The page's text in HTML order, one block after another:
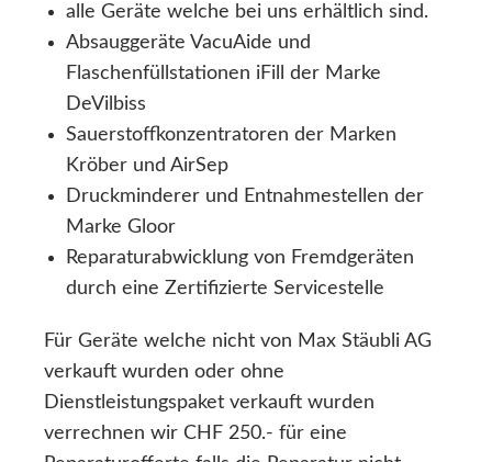
alle Geräte welche bei uns erhältlich sind.
Absauggeräte VacuAide und
Flaschenfüllstationen iFill der Marke
DeVilbiss
Sauerstoffkonzentratoren der Marken
Kröber und AirSep
Druckminderer und Entnahmestellen der
Marke Gloor
Reparaturabwicklung von Fremdgeräten
durch eine Zertifizierte Servicestelle
Für Geräte welche nicht von Max Stäubli AG
verkauft wurden oder ohne
Dienstleistungspaket verkauft wurden
verrechnen wir CHF 250.- für eine